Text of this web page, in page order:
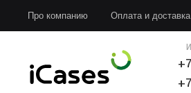
Про компанию Оплата и доставка